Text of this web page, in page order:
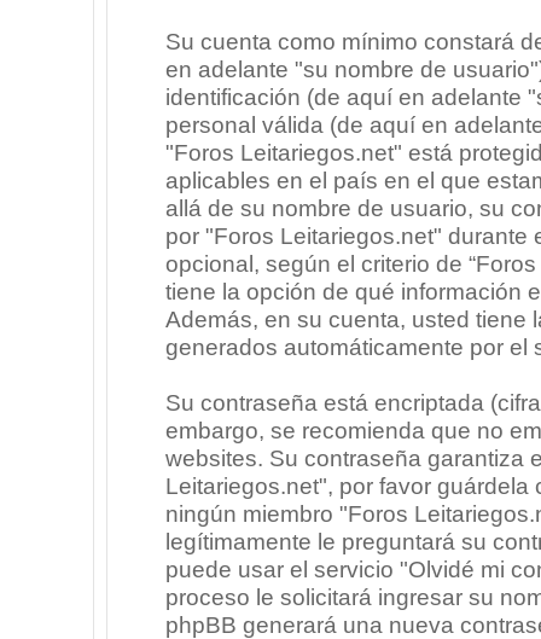
Su cuenta como mínimo constará
en adelante "su nombre de
identificación (de aquí en adelante
personal válida (de aquí en
"Foros Leitariegos.net" está
aplicables en el país en el que
allá de su nombre de usuario, su
por "Foros Leitariegos.net" durante
opcional, según el criterio de
tiene la opción de qué información
Además, en su cuenta, usted tiene
generados automáticamente por el
Su contraseña está encriptada
embargo, se recomienda que no
websites. Su contraseña garantiza
Leitariegos.net", por favor
ningún miembro "Foros
legítimamente le preguntará su
puede usar el servicio "Olvidé mi
proceso le solicitará ingresar su
phpBB generará una nueva